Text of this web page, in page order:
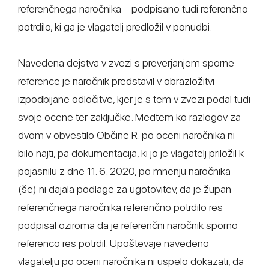
referenčnega naročnika – podpisano tudi referenčno
potrdilo, ki ga je vlagatelj predložil v ponudbi.
Navedena dejstva v zvezi s preverjanjem sporne
reference je naročnik predstavil v obrazložitvi
izpodbijane odločitve, kjer je s tem v zvezi podal tudi
svoje ocene ter zaključke. Medtem ko razlogov za
dvom v obvestilo Občine R. po oceni naročnika ni
bilo najti, pa dokumentacija, ki jo je vlagatelj priložil k
pojasnilu z dne 11. 6. 2020, po mnenju naročnika
(še) ni dajala podlage za ugotovitev, da je župan
referenčnega naročnika referenčno potrdilo res
podpisal oziroma da je referenčni naročnik sporno
referenco res potrdil. Upoštevaje navedeno
vlagatelju po oceni naročnika ni uspelo dokazati, da